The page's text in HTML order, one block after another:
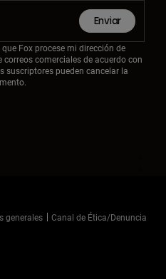
Enviar
Fox procese mi dirección de
correos comerciales de acuerdo con
suscriptores pueden cancelar la
generales
Canal de Ética/Denuncia